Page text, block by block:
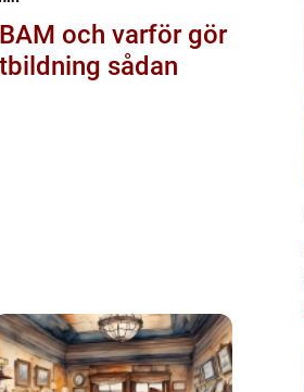
och varför gör
sådan